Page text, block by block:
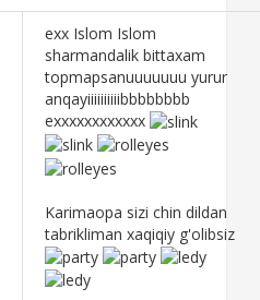
exx Islom Islom
sharmandalik bittaxam
topmapsanuuuuuuu yurur
anqayiiiiiiiiiibbbbbbbb
exxxxxxxxxxxx
Karimaopa sizi chin dildan
tabrikliman xaqiqiy g'olibsiz